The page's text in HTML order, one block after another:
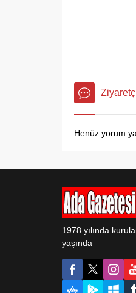
Henüz yorum
1978 yılında
yaşında